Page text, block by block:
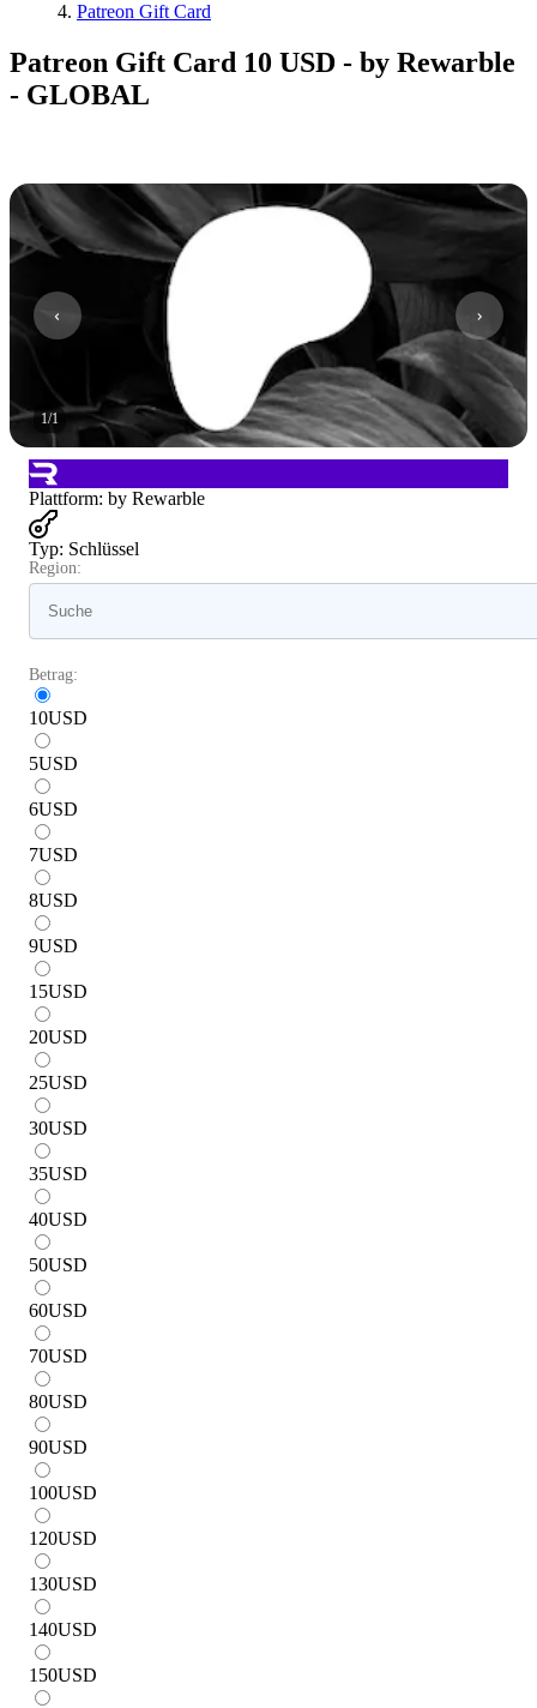
Patreon Gift Card
Patreon Gift Card 10 USD - by Rewarble
- GLOBAL
1/1
Plattform: by Rewarble
Typ: Schlüssel
Region:
Betrag:
10USD
5USD
6USD
7USD
8USD
9USD
15USD
20USD
25USD
30USD
35USD
40USD
50USD
60USD
70USD
80USD
90USD
100USD
120USD
130USD
140USD
150USD